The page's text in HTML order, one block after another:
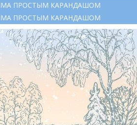
ПРОСТЫМ КАРАНДАШОМ
ПРОСТЫМ КАРАНДАШОМ